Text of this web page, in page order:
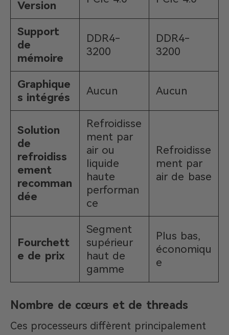
Version
Support
de
mémoire
DDR4-
3200
DDR4-
3200
Graphique
s intégrés
Aucun Aucun
Solution
de
refroidiss
ement
recomman
dée
Refroidisse
ment par
air ou
liquide
haute
performan
ce
Refroidisse
ment par
air de base
Fourchett
e de prix
Segment
supérieur
haut de
gamme
Plus bas,
économiqu
e
Nombre de cœurs et de threads
Ces processeurs diffèrent principalement